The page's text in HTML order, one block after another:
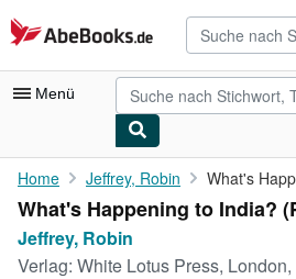
Zum Hauptinhalt
AbeBooks.de
Menü
Nutzerkonto
Meine Bestellungen
Detailsuche
Home Jeffrey, Robin What's
What's Happening to India?
Jeffrey, Robin
Verlag: White Lotus Press,